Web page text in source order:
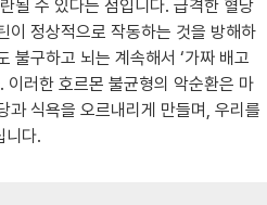
될 수 있다는 점입니다. 급격한 혈당
이 정상적으로 작동하는 것을 방해하
불구하고 뇌는 계속해서 ‘가짜 배고
이러한 호르몬 불균형의 악순환은 마
과 식욕을 오르내리게 만들며, 우리를
니다.